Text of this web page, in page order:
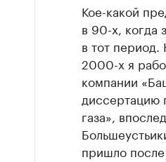
Кое-какой
в 90-х, когда
в тот
2000-х я
компании
диссертацию
газа»,
пришло